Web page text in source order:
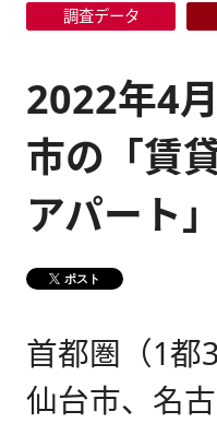
事業
サス
健康
DX
ニ
ラン
メデ
不
新
キャ
障
お
調査データ
2022年4
市の「賃
アパート
ポスト
首都圏（1都
仙台市、名